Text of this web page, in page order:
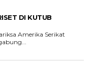
DI KUTUB
Amerika Serikat